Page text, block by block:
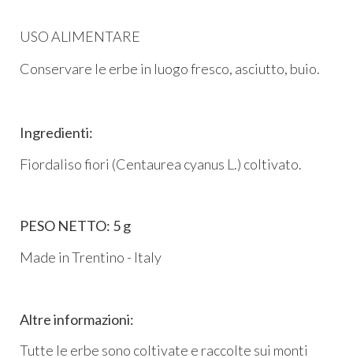
USO ALIMENTARE
Conservare le erbe in luogo fresco, asciutto, buio.
Ingredienti:
Fiordaliso fiori (Centaurea cyanus L.) coltivato.
PESO NETTO: 5 g
Made in Trentino - Italy
Altre informazioni:
Tutte le erbe sono coltivate e raccolte sui monti